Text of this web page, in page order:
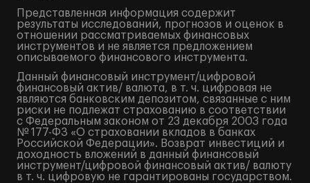
Представленная информация содержит
результаты исследований, прогнозов и оценок в
отношении рассматриваемых финансовых
инструментов и не является предложением
описываемого финансового инструмента.
Данный финансовый инструмент/цифровой
финансовый актив/ валюта, в т. ч. цифровая не
являются банковским депозитом, связанные с ним
риски не подлежат страхованию в соответствии
с Федеральным законом от 23 декабря 2003 года
№ 177-ФЗ «О страховании вкладов в банках
Российской Федерации». Возврат инвестиций и
доходность вложений в данный финансовый
инструмент/цифровой финансовый актив/ валюту
в т. ч. цифровую не гарантированы государством.